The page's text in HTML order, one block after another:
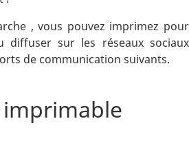
, vous pouvez imprimez pour
diffuser sur les réseaux sociaux
de communication suivants.
imprimable